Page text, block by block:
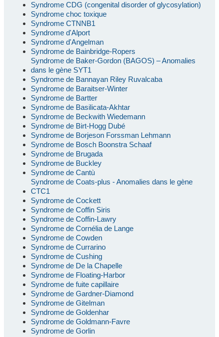
Syndrome CDG (congenital disorder of glycosylation)
Syndrome choc toxique
Syndrome CTNNB1
Syndrome d'Alport
Syndrome d'Angelman
Syndrome de Bainbridge-Ropers
Syndrome de Baker-Gordon (BAGOS) – Anomalies
dans le gène SYT1
Syndrome de Bannayan Riley Ruvalcaba
Syndrome de Baraitser-Winter
Syndrome de Bartter
Syndrome de Basilicata-Akhtar
Syndrome de Beckwith Wiedemann
Syndrome de Birt-Hogg Dubé
Syndrome de Borjeson Forssman Lehmann
Syndrome de Bosch Boonstra Schaaf
Syndrome de Brugada
Syndrome de Buckley
Syndrome de Cantù
Syndrome de Coats-plus - Anomalies dans le gène
CTC1
Syndrome de Cockett
Syndrome de Coffin Siris
Syndrome de Coffin-Lawry
Syndrome de Cornélia de Lange
Syndrome de Cowden
Syndrome de Currarino
Syndrome de Cushing
Syndrome de De la Chapelle
Syndrome de Floating-Harbor
Syndrome de fuite capillaire
Syndrome de Gardner-Diamond
Syndrome de Gitelman
Syndrome de Goldenhar
Syndrome de Goldmann-Favre
Syndrome de Gorlin